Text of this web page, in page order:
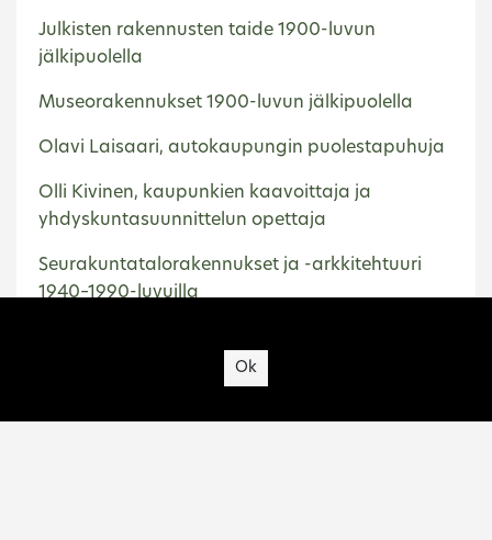
Julkisten rakennusten taide 1900-luvun
jälkipuolella
Museorakennukset 1900-luvun jälkipuolella
Olavi Laisaari, autokaupungin puolestapuhuja
Olli Kivinen, kaupunkien kaavoittaja ja
yhdyskuntasuunnittelun opettaja
Seurakuntatalorakennukset ja -arkkitehtuuri
1940–1990-luvuilla
HyvinkääOk